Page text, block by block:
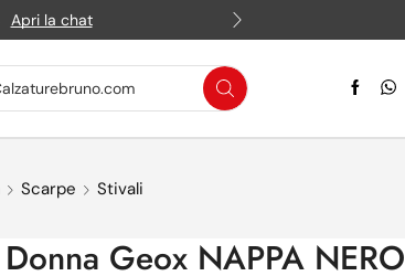
Apri la chat
Scarpe Stivali
Geox NAPPA NERO